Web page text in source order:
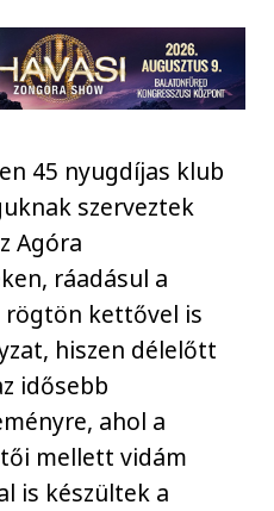
45 nyugdíjas klub
szerveztek
Agóra
ráadásul a
rögtön kettővel is
hiszen délelőtt
idősebb
ahol a
mellett vidám
is készültek a